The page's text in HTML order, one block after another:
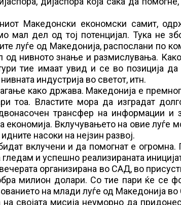
Македонски економски самит,
мал дел од тој потенцијал. Тука не
луѓе од Македонија, распослани по
од нивното знање и размислувања.
тие имаат увид и се во позиција да
индустрија во светот, итн.
како држава. Македонија е
тоа. Властите мора да изградат
трансфер на информации и
економија. Вклучувањето на овие луѓе
насоки на нејзин развој.
вклучени и да помогнат е огромна.
гледам и успешно реализираната
организирана во САД, во
милион долари. Со тие пари ќе се
на млади луѓе од Македонија
својата мисија неуморно да